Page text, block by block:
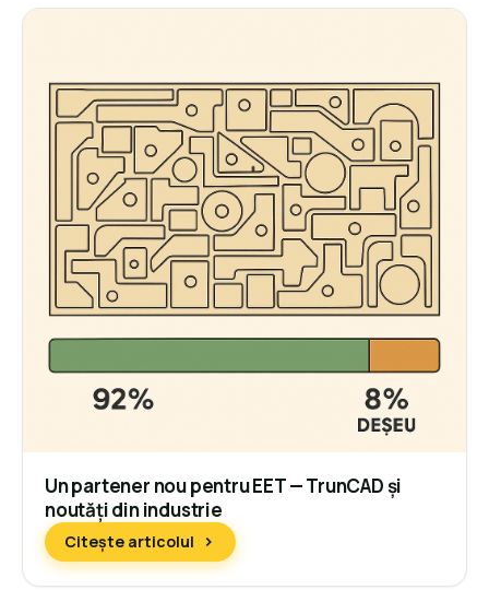
Un partener nou pentru EET — TrunCAD și
noutăți din industrie
Citește articolul